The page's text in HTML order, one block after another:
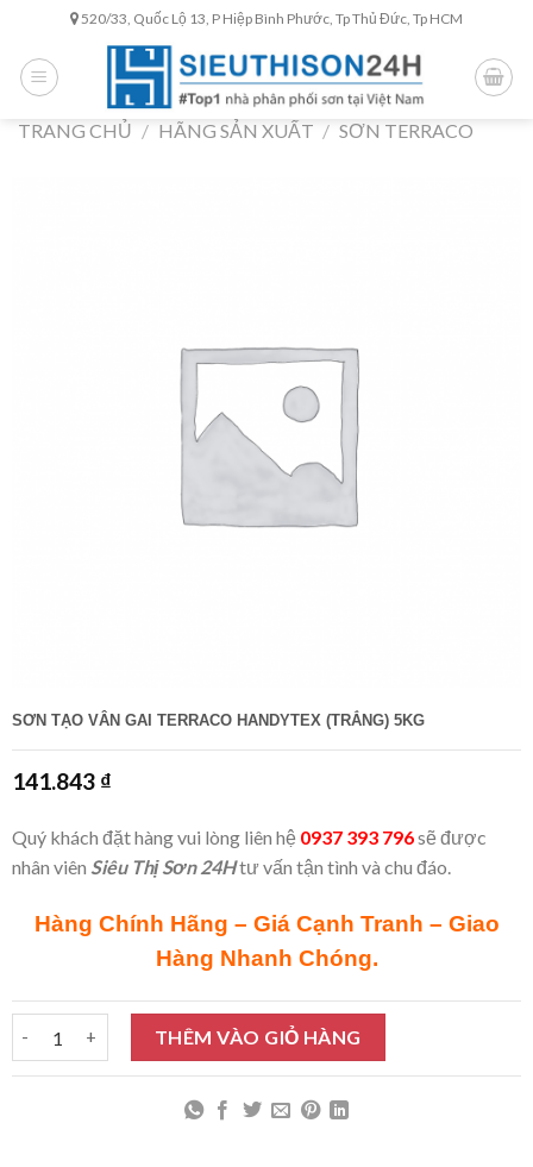
content
520/33, Quốc Lộ 13, P Hiệp Bình Phước, Tp Thủ Đức, Tp HCM
TRANG CHỦ / HÃNG SẢN XUẤT / SƠN TERRACO
SƠN TẠO VÂN GAI TERRACO HANDYTEX (TRẮNG) 5KG
141.843 ₫
Quý khách đặt hàng vui lòng liên hệ 0937 393 796sẽ được
nhân viên Siêu Thị Sơn 24Htư vấn tận tình và chu đáo.
Hàng Chính Hãng – Giá Cạnh Tranh – Giao
Hàng Nhanh Chóng.
Sơn tạo vân gai Terraco Handytex (Trắng) 5Kg số lượng
THÊM VÀO GIỎ HÀNG